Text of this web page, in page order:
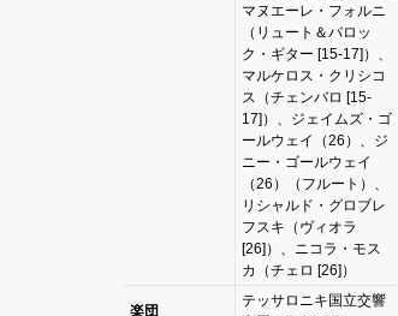
マヌエーレ・フォルニ
（リュート＆バロッ
ク・ギター [15-17]）、
マルケロス・クリシコ
ス（チェンバロ [15-
17]）、ジェイムズ・ゴ
ールウェイ（26）、ジ
ニー・ゴールウェイ
（26）（フルート）、
リシャルド・グロブレ
フスキ（ヴィオラ
[26]）、ニコラ・モス
カ（チェロ [26]）
楽団
テッサロニキ国立交響